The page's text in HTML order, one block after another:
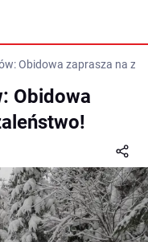
Obidowa zaprasza na
Obidowa